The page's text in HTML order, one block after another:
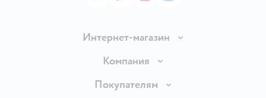
Интернет-магазин
Доставка и оплата
Правила продажи
Компания
Вакансии
Покупателям